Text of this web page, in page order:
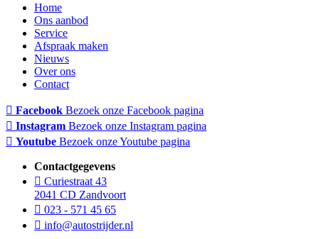
Home
Ons aanbod
Service
Afspraak maken
Nieuws
Over ons
Contact
Facebook Bezoek onze Facebook pagina
Instagram Bezoek onze Instagram pagina
Youtube Bezoek onze Youtube pagina
Contactgegevens
Curiestraat 43
2041 CD Zandvoort
023 - 571 45 65
info@autostrijder.nl